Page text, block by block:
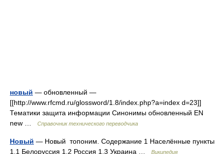
новый — обновленный —
[[http://www.rfcmd.ru/glossword/1.8/index.php?a=index d=23]]
Тематики защита информации Синонимы обновленный EN
new …
Справочник технического переводчика
Новый — Новый топоним. Содержание 1 Населённые пункты
1.1 Белоруссия 1.2 Россия 1.3 Украина …
Википедия